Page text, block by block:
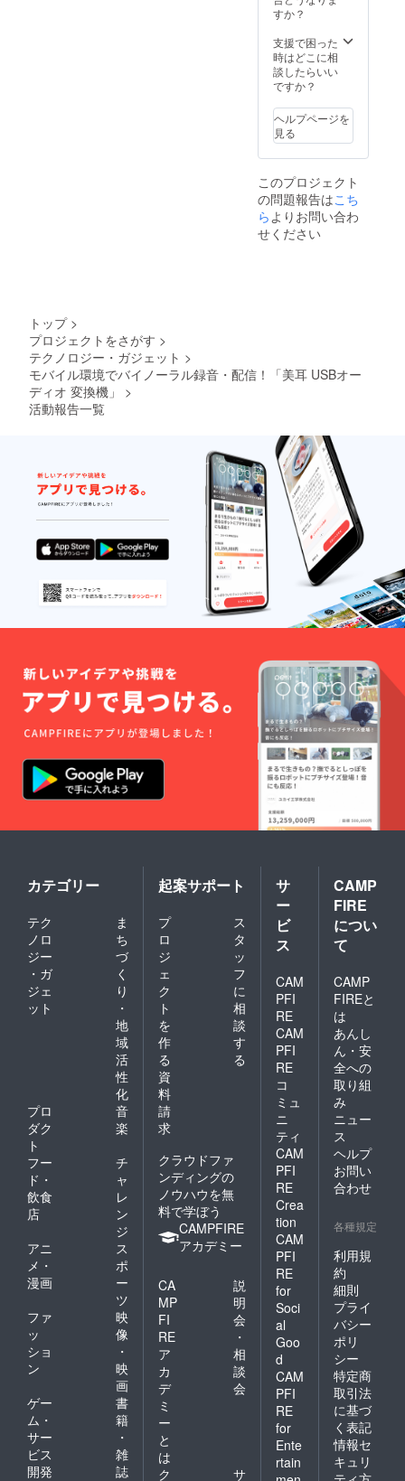
すか？
支援で困った
時はどこに相
談したらいい
ですか？
ヘルプページを
見る
このプロジェクト
の問題報告はこち
ら よりお問い合わ
せください
トップ >
プロジェクトをさがす >
テクノロジー・ガジェット >
モバイル環境でバイノーラル録音・配信！「美耳 USBオー
ディオ 変換機」
>
活動報告一覧
カテゴリー
テク
ノロ
ジー
・ガ
ジェ
ット
ま
ち
づ
く
り
・
地
域
活
性
化
プロ
ダク
ト
音
楽
フー
ド・
飲食
店
チ
ャ
レ
ン
ジ
アニ
メ・
漫画
ス
ポ
ー
ツ
ファ
ッ
ショ
ン
映
像
・
映
画
ゲー
ム・
サー
ビス
開発
書
籍
・
雑
誌
起案サポート
プ
ロ
ジ
ェ
ク
ト
を
作
る
ス
タ
ッ
フ
に
相
談
す
る
資
料
請
求
クラウドファ
ンディングの
ノウハウを無
料で学ぼう
CAMPFIRE
アカデミー
CA
MP
FI
RE
ア
カ
デ
ミ
ー
と
は
説
明
会
・
相
談
会
ク サ
サ
ー
ビ
ス
CAM
PFI
RE
CAM
PFI
RE
コ
ミュ
ニ
ティ
CAM
PFI
RE
Crea
tion
CAM
PFI
RE
for
Soci
al
Goo
d
CAM
PFI
RE
for
Ente
rtain
CAMP
FIRE
につい
て
CAMP
FIREと
は
あんし
ん・安
全への
取り組
み
ニュー
ス
ヘルプ
お問い
合わせ
各種規定
利用規
約
細則
プライ
バシー
ポリ
シー
特定商
取引法
に基づ
く表記
情報セ
キュリ